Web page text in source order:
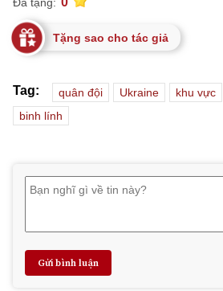
Tặng sao cho tác giả
Tag: quân đội Ukraine khu vực
binh lính
Gửi bình luận